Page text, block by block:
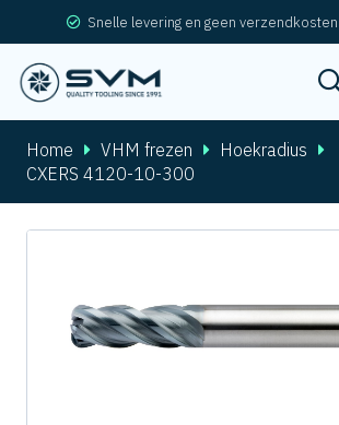
Snelle levering en geen
Home VHM frezen
Hoekradius
CXERS 4120-10-300